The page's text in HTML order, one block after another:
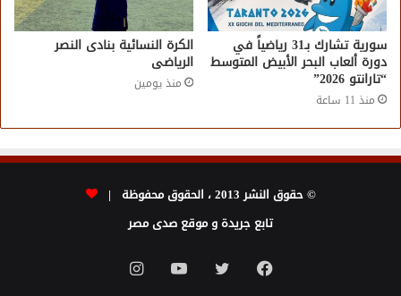
سورية تشارك بـ31 رياضياً في
دورة ألعاب البحر الأبيض المتوسط
“تارانتو 2026”
منذ 11 ساعة
الكرة النسائية بنادى النصر
الرياضى
منذ يومين
© حقوق النشر 2013 ، الحقوق محفوظة |
تابع جريدة و موقع صدى مصر
فيسبوك تويتر يوتيوبانستقرام